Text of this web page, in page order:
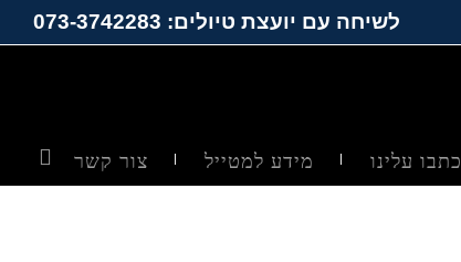
לשיחה עם יועצת טיולים: 073-3742283
כתבו עלינו מידע למטייל צור קשר